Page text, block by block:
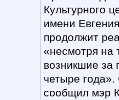
Культурного
имени
продолжит
«несмотря на
возникшие за
четыре
сообщил мэр